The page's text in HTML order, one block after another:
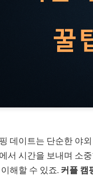
데이트는 단순한 야
서 시간을 보내며 소
해할 수 있죠. 커플 캠